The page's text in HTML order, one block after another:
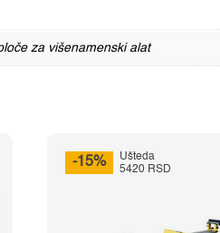
za višenamenski alat
-15%
Ušteda
5420 RSD